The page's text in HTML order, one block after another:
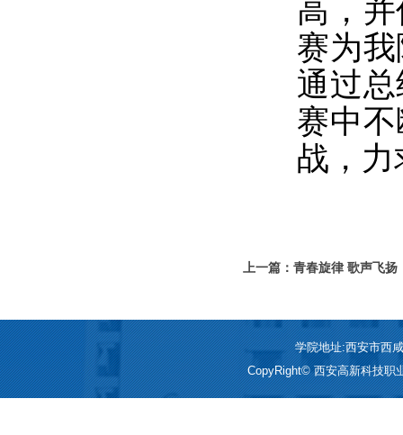
高，
赛为
通过
赛中
战，
上一篇：青春旋律 歌声飞
学院地址:西安市西
CopyRight© 西安高新科技职